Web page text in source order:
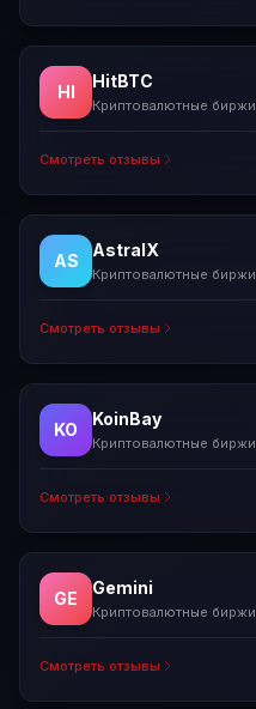
HI
HitBTC
Криптовалютные биржи
Смотреть отзывы
AS
AstralX
Криптовалютные биржи
Смотреть отзывы
KO
KoinBay
Криптовалютные биржи
Смотреть отзывы
GE
Gemini
Криптовалютные биржи
Смотреть отзывы